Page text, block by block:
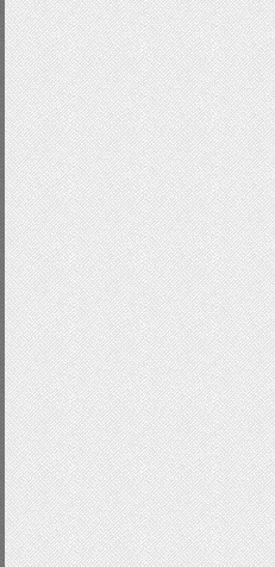
color:#FF6347;}
.red:hover{
color: #333;
background:-
background:-moz
background:-ms-
background:-o-
-webkit-border-
-moz-border-
-o-border-
border-radius:
text-decoration
}
.black{text-
block;padding:3px
color:#000;}